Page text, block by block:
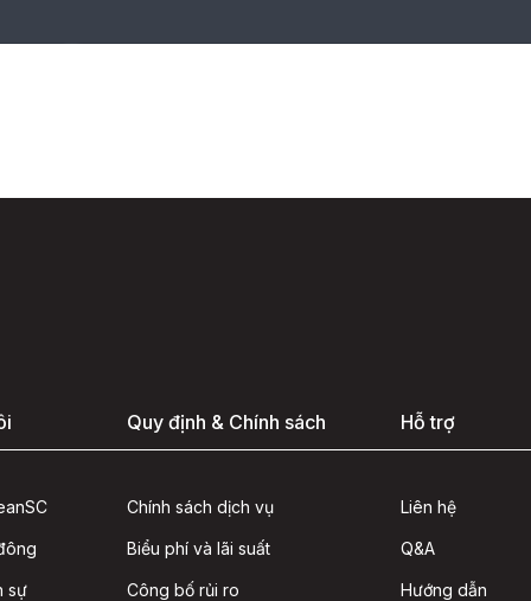
sự
Quy định & Chính sách
Chính sách dịch vụ
Biểu phí và lãi suất
Công bố rủi ro
Hỗ trợ
Liên hệ
Q&A
Hướng dẫn